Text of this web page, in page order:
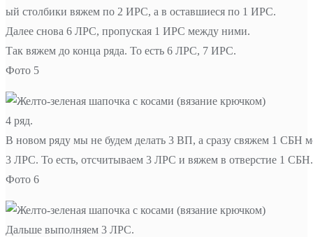
ый столбики вяжем по 2 ИРС, а в оставшиеся по 1 ИРС.
Далее снова 6 ЛРС, пропуская 1 ИРС между ними.
Так вяжем до конца ряда. То есть 6 ЛРС, 7 ИРС.
Фото 5
4 ряд.
В новом ряду мы не будем делать 3 ВП, а сразу свяжем 1 СБН
3 ЛРС. То есть, отсчитываем 3 ЛРС и вяжем в отверстие 1 СБН.
Фото 6
Дальше выполняем 3 ЛРС.